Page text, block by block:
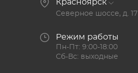
Красноярск
Северное шоссе, д. 17
Режим работы
Пн-Пт: 9:00-18:00
Сб-Вс: выходные